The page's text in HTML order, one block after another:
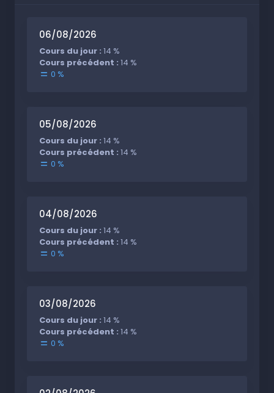
06/08/2026
Cours du jour : 14 %
Cours précédent : 14 %
0 %
05/08/2026
Cours du jour : 14 %
Cours précédent : 14 %
0 %
04/08/2026
Cours du jour : 14 %
Cours précédent : 14 %
0 %
03/08/2026
Cours du jour : 14 %
Cours précédent : 14 %
0 %